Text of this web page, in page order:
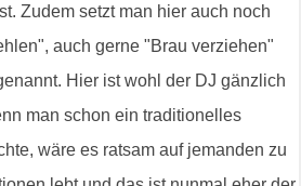
Zudem setzt man hier auch noch
auch gerne "Brau verziehen"
Hier ist wohl der DJ gänzlich
man schon ein traditionelles
wäre es ratsam auf jemanden zu